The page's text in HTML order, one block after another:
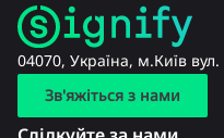
04070, Україна, м.Київ
Зв'яжіться з нами